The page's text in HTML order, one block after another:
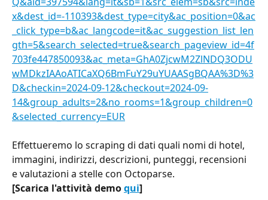
x&dest_id=-110393&dest_type=city&ac_position=0&ac
_click_type=b&ac_langcode=it&ac_suggestion_list_len
gth=5&search_selected=true&search_pageview_id=4f
703fe447850093&ac_meta=GhA0ZjcwM2ZlNDQ3ODU
wMDkzIAAoATICaXQ6BmFuY29uYUAASgBQAA%3D%3
D&checkin=2024-09-12&checkout=2024-09-
14&group_adults=2&no_rooms=1&group_children=0
&selected_currency=EUR
Effettueremo lo scraping di dati quali nomi di hotel,
immagini, indirizzi, descrizioni, punteggi, recensioni
e valutazioni a stelle con Octoparse.
[Scarica l'attività demo qui]